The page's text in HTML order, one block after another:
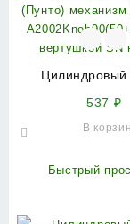
Цилиндровый
537 ₽
В
Быстрый